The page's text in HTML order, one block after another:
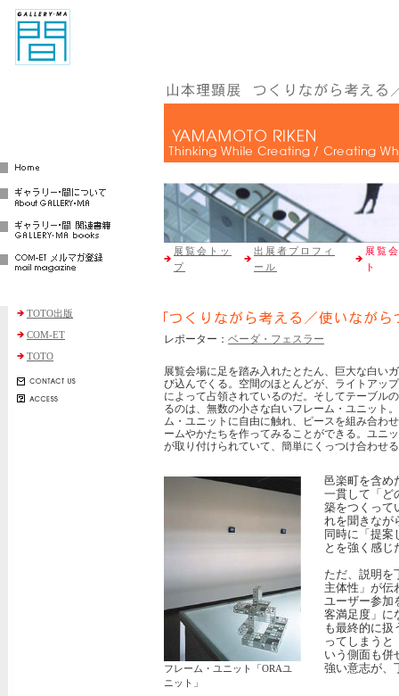
TOTO出版
COM-ET
TOTO
展覧会トッ
プ
出展者プロフィ
ール
展覧
ト
レポーター： ベーダ・フェスラー
展覧会場に足を踏み入れたとたん、巨大な白い
び込んでくる。空間のほとんどが、ライトアッ
によって占領されているのだ。そしてテーブル
るのは、無数の小さな白いフレーム・ユニット
ム・ユニットに自由に触れ、ピースを組み合わ
ームやかたちを作ってみることができる。ユニ
が取り付けられていて、簡単にくっつけ合わせ
フレーム・ユニット「ORAユ
ニット」
邑楽町を含め
一貫して「ど
築をつくって
れを聞きなが
同時に「提案
とを強く感じ
ただ、説明を
主体性」が伝
ユーザー参加
客満足度」に
も最終的に扱
ってしまうと
いう側面も併
強い意志が、